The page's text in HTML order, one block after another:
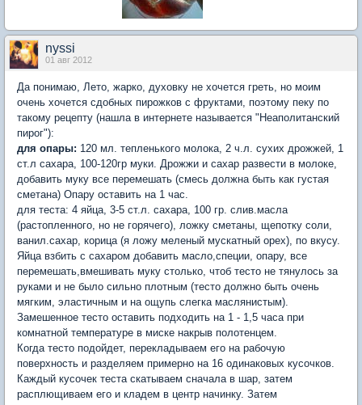
nyssi
01 авг 2012
Да понимаю, Лето, жарко, духовку не хочется греть, но моим
очень хочется сдобных пирожков с фруктами, поэтому пеку по
такому рецепту (нашла в интернете называется "Неаполитанский
пирог"):
для опары: 120 мл. тепленького молока, 2 ч.л. сухих дрожжей, 1
ст.л сахара, 100-120гр муки. Дрожжи и сахар развести в молоке,
добавить муку все перемешать (смесь должна быть как густая
сметана) Опару оставить на 1 час.
для теста: 4 яйца, 3-5 ст.л. сахара, 100 гр. слив.масла
(растопленного, но не горячего), ложку сметаны, щепотку соли,
ванил.сахар, корица (я ложу меленый мускатный орех), по вкусу.
Яйца взбить с сахаром добавить масло,специи, опару, все
перемешать,вмешивать муку столько, чтоб тесто не тянулось за
руками и не было сильно плотным (тесто должно быть очень
мягким, эластичным и на ощупь слегка маслянистым).
Замешенное тесто оставить подходить на 1 - 1,5 часа при
комнатной температуре в миске накрыв полотенцем.
Когда тесто подойдет, перекладываем его на рабочую
поверхность и разделяем примерно на 16 одинаковых кусочков.
Каждый кусочек теста скатываем сначала в шар, затем
расплющиваем его и кладем в центр начинку. Затем